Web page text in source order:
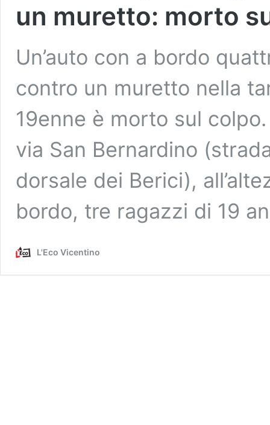
un muretto: morto
Un’auto con a bordo
contro un muretto nella
19enne è morto sul
via San Bernardino
dorsale dei Berici),
bordo, tre ragazzi di 19
L'Eco Vicentino